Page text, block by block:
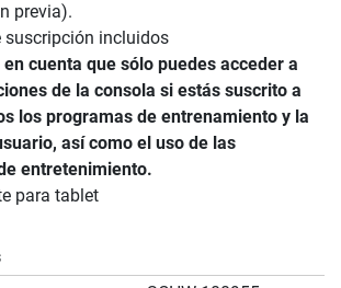
previa).
suscripción incluidos
en cuenta que sólo puedes acceder a
de la consola si estás suscrito a
los programas de entrenamiento y la
así como el uso de las
entretenimiento.
para tablet